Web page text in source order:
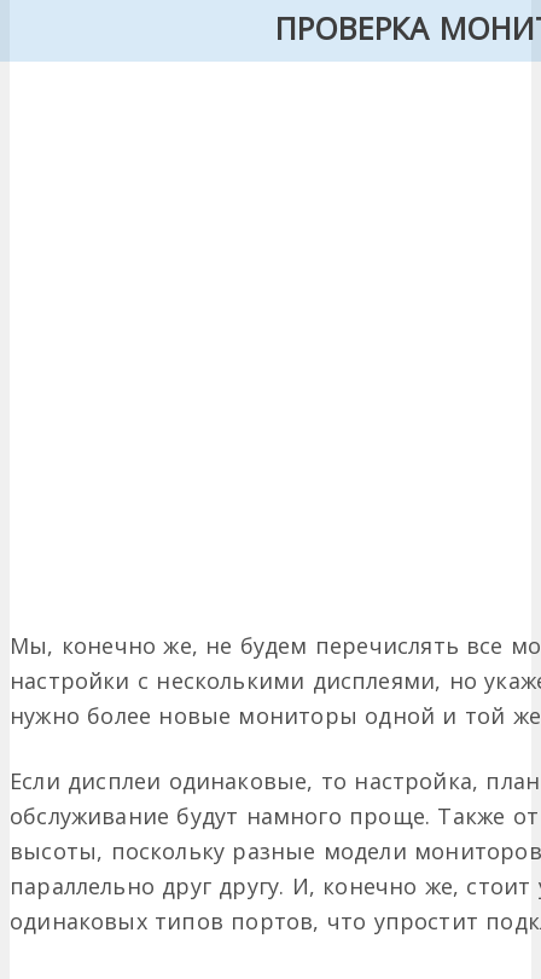
ПРОВЕРКА
Мы, конечно же, не будем перечислять все
настройки с несколькими дисплеями, но
нужно более новые мониторы одной и той
Если дисплеи одинаковые, то настройка,
обслуживание будут намного проще. Также
высоты, поскольку разные модели
параллельно друг другу. И, конечно же,
одинаковых типов портов, что упростит